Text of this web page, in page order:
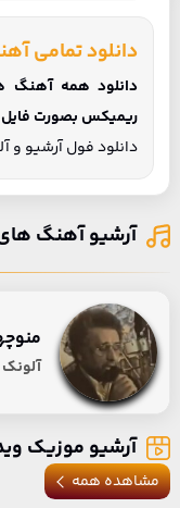
دانلود تمامی
دانلود همه آهنگ
ریمیکس بصورت فایل Mp3
دانلود فول آرشیو و
آرشیو آهنگ
آلونک
آرشیو موزیک
مشاهده همه